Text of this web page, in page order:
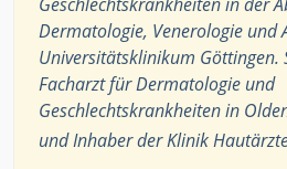
Geschlechtskrankheiten in der
Dermatologie, Venerologie und
Universitätsklinikum Göttingen.
Facharzt für Dermatologie und
Geschlechtskrankheiten in
und Inhaber der Klinik